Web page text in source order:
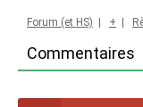
Commentaires
Forum (et HS) +